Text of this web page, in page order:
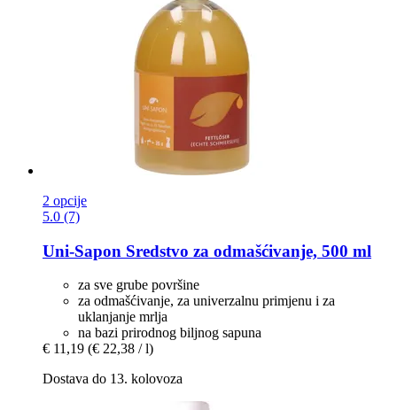
2 opcije
5.0 (7)
Uni-Sapon Sredstvo za odmašćivanje, 500 ml
za sve grube površine
za odmašćivanje, za univerzalnu primjenu i za
uklanjanje mrlja
na bazi prirodnog biljnog sapuna
€ 11,19 (€ 22,38 / l)
Dostava do 13. kolovoza